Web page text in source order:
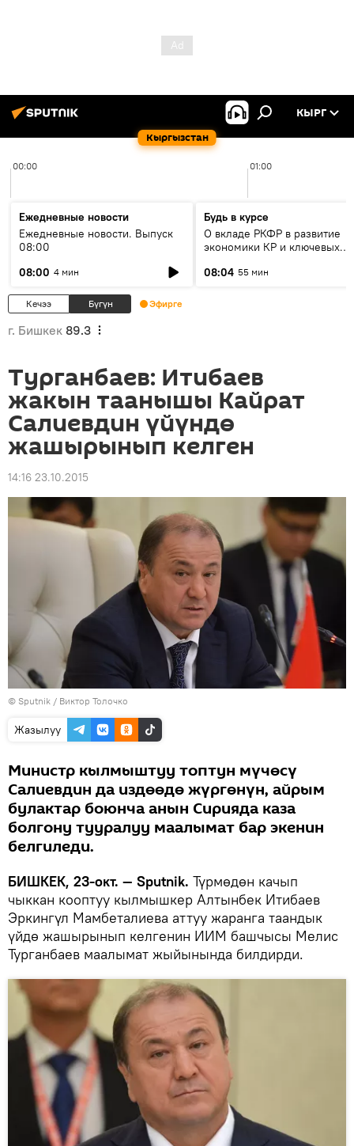
Кыргызстан
КЫРГ
00:00 01:00
Ежедневные новости
Ежедневные новости. Выпуск
08:00
08:00 4 мин
Будь в курсе
О вкладе РКФР в развитие
экономики КР и ключевых
08:04 55 мин
Кечээ Бүгүн Эфирге
г. Бишкек 89.3
Турганбаев: Итибаев
жакын таанышы Кайрат
Салиевдин үйүндө
жашырынып келген
14:16 23.10.2015
© Sputnik / Виктор Толочко
Жазылуу
Министр кылмыштуу топтун мүчөсү
Салиевдин да издөөдө жүргөнүн, айрым
булактар боюнча анын Сирияда каза
болгону тууралуу маалымат бар экенин
белгиледи.
БИШКЕК, 23-окт. — Sputnik. Түрмөдөн качып
чыккан кооптуу кылмышкер Алтынбек Итибаев
Эркингүл Мамбеталиева аттуу жаранга таандык
үйдө жашырынып келгенин ИИМ башчысы Мелис
Турганбаев маалымат жыйынында билдирди.